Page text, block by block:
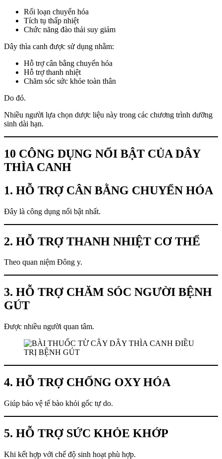
Rối loạn chuyển hóa
Tích tụ thấp nhiệt
Chức năng đào thải suy giảm
Dây thìa canh được sử dụng nhằm:
Hỗ trợ cân bằng chuyển hóa
Hỗ trợ thanh nhiệt
Chăm sóc sức khỏe toàn thân
Do đó.
Nhiều người lựa chọn dược liệu này trong các chương trình dưỡng
sinh dài hạn.
10 CÔNG DỤNG NỔI BẬT CỦA DÂY
THÌA CANH
1. HỖ TRỢ CÂN BẰNG CHUYỂN HÓA
Đây là công dụng nổi bật nhất.
2. HỖ TRỢ THANH NHIỆT CƠ THỂ
Theo quan niệm Đông y.
3. HỖ TRỢ CHĂM SÓC NGƯỜI BỆNH
GÚT
Được nhiều người quan tâm.
4. HỖ TRỢ CHỐNG OXY HÓA
Giúp bảo vệ tế bào khỏi gốc tự do.
5. HỖ TRỢ SỨC KHỎE KHỚP
Khi kết hợp với chế độ sinh hoạt phù hợp.